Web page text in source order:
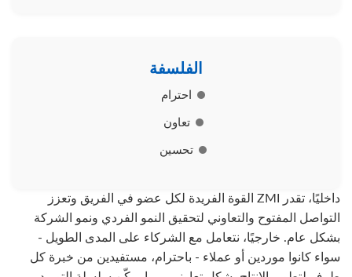
الفلسفة
احترام
تعاون
تحسين
داخليًا، تقدر ZMI القوة الفريدة لكل عضو في الفريق وتعزز
التواصل المفتوح والتعاوني لتحقيق النمو الفردي ونمو الشركة
بشكل عام. خارجيًا، نتعامل مع الشركاء على المدى الطويل -
سواء كانوا موردين أو عملاء - باحترام، مستفيدين من خبرة كل